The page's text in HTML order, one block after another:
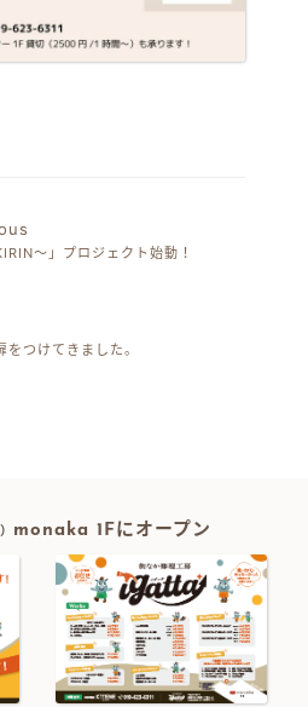
ション
～」プロジェクト始動！
をつけてきました。
monaka 1Fにオープン